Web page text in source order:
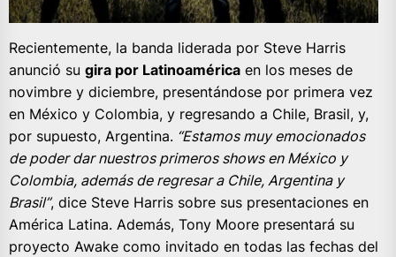
Recientemente, la banda liderada por Steve Harris
anunció su gira por Latinoamérica en los meses de
novimbre y diciembre, presentándose por primera vez
en México y Colombia, y regresando a Chile, Brasil, y,
por supuesto, Argentina. “Estamos muy emocionados
de poder dar nuestros primeros shows en México y
Colombia, además de regresar a Chile, Argentina y
Brasil”, dice Steve Harris sobre sus presentaciones en
América Latina. Además, Tony Moore presentará su
proyecto Awake como invitado en todas las fechas del